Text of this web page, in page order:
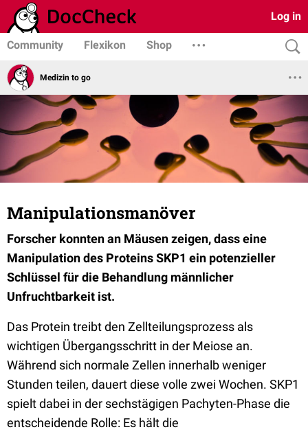
Log in
Community Flexikon Shop
Medizin to go
Manipulationsmanöver
Forscher konnten an Mäusen zeigen, dass eine
Manipulation des Proteins SKP1 ein potenzieller
Schlüssel für die Behandlung männlicher
Unfruchtbarkeit ist.
Das Protein treibt den Zellteilungsprozess als
wichtigen Übergangsschritt in der Meiose an.
Während sich normale Zellen innerhalb weniger
Stunden teilen, dauert diese volle zwei Wochen. SKP1
spielt dabei in der sechstägigen Pachyten-Phase die
entscheidende Rolle: Es hält die